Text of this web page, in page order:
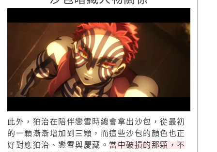
此外，狛治在陪伴戀雪時總會拿出沙包，從最初
的一顆漸漸增加到三顆，而這些沙包的顏色也正
好對應狛治、戀雪與慶藏。 當中破損的那顆，不